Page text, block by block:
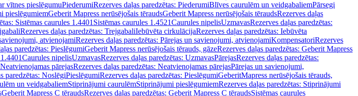
vītnes pieslēgumuPiederumiRezerves daļas paredzētas: PiederumiBlīves caurulēm un veidgabaliemPārsegi
pieslēgumiemGeberit Mapress nerūsējošais tēraudsGeberit Mapress nerūsējošais tēraudsRezerves daļas
Sistēmas caurules 1.4401 Sistēmas caurules 1.4521Caurules nipelisUzmavasRezerves daļas paredzētas:
Rezerves daļas paredzētas: TrejgabaliIebūvēta cirkulācijaRezerves daļas paredzētas: Iebūvēta
atvienojamiRezerves daļas paredzētas: Pārejas un savienojumi, atvienojamiKompensatoriRezerves
paredzētas: PieslēgumiGeberit Mapress nerūsējošais tērauds, gāzeRezerves daļas paredzētas: Geberit Mapress
Caurules nipelisUzmavasRezerves daļas paredzētas: UzmavasPārejasRezerves daļas paredzētas:
Neatvienojamas pārejasRezerves daļas paredzētas: Neatvienojamas pārejasPārejas un savienojumi,
paredzētas: NoslēgiPieslēgumiRezerves daļas paredzētas: PieslēgumiGeberitMapress nerūsējošais tērauds,
un veidgabaliemStiprinājumi caurulēmStiprinājumi pieslēgumiemRezerves daļas paredzētas: Stiprinājumi
Geberit Mapress C tēraudsRezerves daļas paredzētas: Geberit Mapress C tēraudsSistēmas caurules